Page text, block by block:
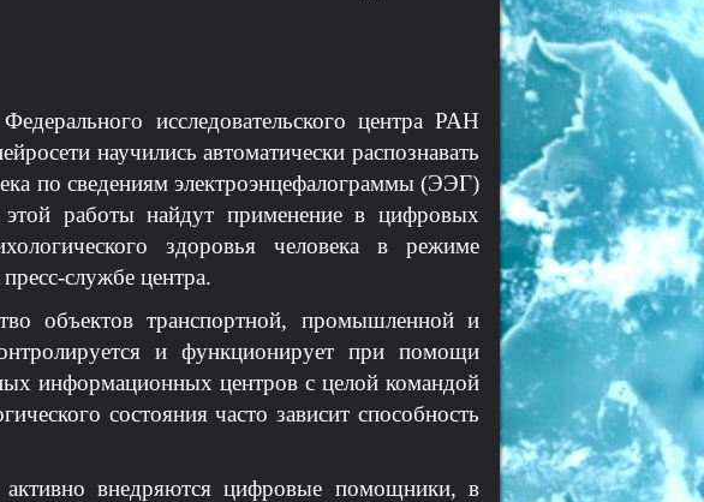
исследовательского центра РАН
научились автоматически распознавать
по сведениям электроэнцефалограммы (ЭЭГ)
работы найдут применение в цифровых
здоровья человека в режиме
службе центра.
объектов транспортной, промышленной и
и функционирует при помощи
информационных центров с целой командой
состояния часто зависит способность
активно внедряются цифровые помощники, в